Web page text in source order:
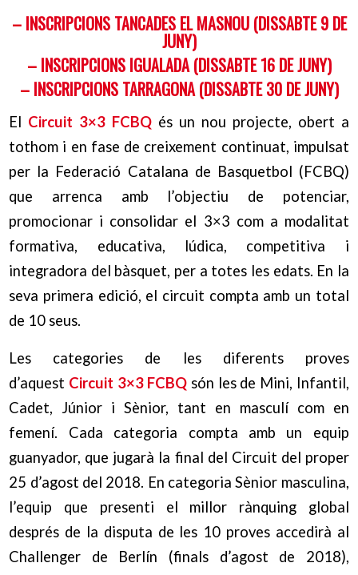
– INSCRIPCIONS TANCADES EL MASNOU (DISSABTE 9 DE
JUNY)
– INSCRIPCIONS IGUALADA (DISSABTE 16 DE JUNY)
– INSCRIPCIONS TARRAGONA (DISSABTE 30 DE JUNY)
El Circuit 3×3 FCBQ és un nou projecte, obert a
tothom i en fase de creixement continuat, impulsat
per la Federació Catalana de Basquetbol (FCBQ)
que arrenca amb l’objectiu de potenciar,
promocionar i consolidar el 3×3 com a modalitat
formativa, educativa, lúdica, competitiva i
integradora del bàsquet, per a totes les edats. En la
seva primera edició, el circuit compta amb un total
de 10 seus.
Les categories de les diferents proves
d’aquest Circuit 3×3 FCBQ són les de Mini, Infantil,
Cadet, Júnior i Sènior, tant en masculí com en
femení. Cada categoria compta amb un equip
guanyador, que jugarà la final del Circuit del proper
25 d’agost del 2018. En categoria Sènior masculina,
l’equip que presenti el millor rànquing global
després de la disputa de les 10 proves accedirà al
Challenger de Berlín (finals d’agost de 2018),